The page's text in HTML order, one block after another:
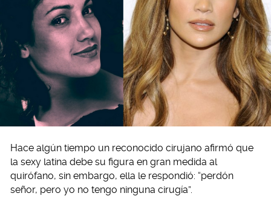
Hace algún tiempo un reconocido cirujano afirmó que
la sexy latina debe su figura en gran medida al
quirófano, sin embargo, ella le respondió: “perdón
señor, pero yo no tengo ninguna cirugía”.